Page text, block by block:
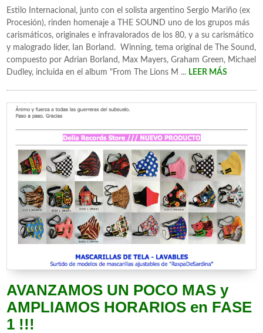
Estilo Internacional, junto con el solista argentino Sergio Mariño (ex
Procesión), rinden homenaje a THE SOUND uno de los grupos más
carismáticos, originales e infravalorados de los 80, y a su carismático
y malogrado líder, Ian Borland. Winning, tema original de The Sound,
compuesto por Adrian Borland, Max Mayers, Graham Green, Michael
Dudley, incluida en el album "From The Lions M ... LEER MÁS
AVANZAMOS UN POCO MAS y
AMPLIAMOS HORARIOS en FASE
1 !!!